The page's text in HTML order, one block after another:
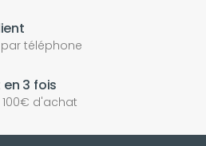
téléphone
3 fois
d'achat